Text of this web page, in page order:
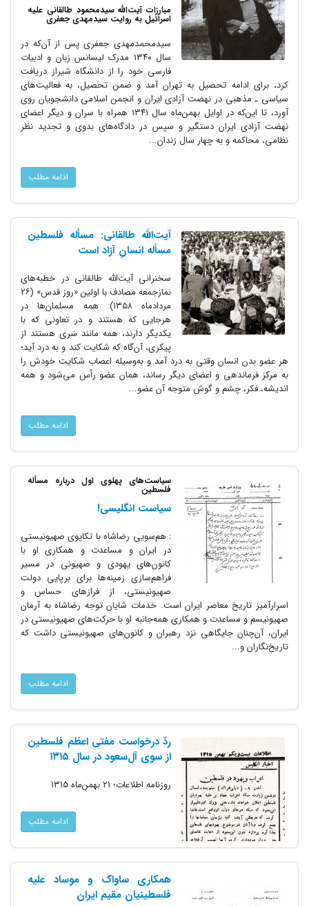
مبارزات آیت‌الله سیدمحمود طالقانی علیه
اسرائیل به روایت سیدمهدی جعفری
سیدمحمدمهدی جعفری پس از آن‌که در
سال ۱۳۴۰ مدرک لیسانس زبان و ادبیات
فارسی خود را از دانشگاه شیراز دریافت
کرد، برای ادامه تحصیل به تهران آمد و ضمن تحصیل، به فعالیت‌های
سیاسی ـ مذهبی در نهضت آزادی ایران و انجمن اسلامی دانشجویان روی
آورد، تا این‌که در اوایل بهمن‌ماه سال ۱۳۴۱ همراه با سران و دیگر اعضای
نهضت آزادی ایران دستگیر و سپس در دادگاه‌های بدوی و تجدید نظر
نظامی، محاکمه و به چهار سال زندان...
ادامه مطلب
آیت‌الله طالقانی: مسأله فلسطین
مسأله انسانِ آزاد است
سخنرانی آیت‌الله طالقانی در خطبه‌های
نمازجمعه مصادف با اولین «روز قدس» (۲۶
مردادماه ۱۳۵۸): همه مسلمان‌ها در
هرجایی که هستند و در تعاونی که با
یکدیگر دارند، همه مانند سَری هستند از
پیکری، آن‌گاه که شکایت کند و به درد آید؛
هر عضو بدن انسان وقتی به درد آمد و به‌وسیله اعصاب شکایت خودش را
به مرکز فرماندهی و اعضای دیگر رساند، همان عضو رأس می‌شود و همه
اندیشه، فکر، چشم و گوش متوجه آن عضو...
ادامه مطلب
سیاست‌های‌ پهلوی اول درباره مسأله
فلسطین
سیاست انگلیسی!
: هم‌سویی رضاشاه با تکاپوی صهیونیستی
در ایران و مساعدت و همکاری او با
کانون‌های یهودی و صهیونی در مسیر
فراهم‌سازی زمینه‌ها برای برپایی دولت
صهیونیستی، از فرازهای حساس و
اسرارآمیز تاریخ معاصر ایران است. خدمات شایان توجه رضاشاه به آرمان
صهیونیسم و مساعدت و همکاری همه‌جانبه او با حرکت‌های صهیونیستی در
ایران، آن‌چنان جایگاهی نزد رهبران و کانون‌های صهیونیستی داشت که
تاریخ‌نگاران و...
ادامه مطلب
ردّ درخواست مفتی اعظم فلسطین
از سوی آل‌سعود در سال ۱۳۱۵
روزنامه اطلاعات؛ ۲۱ بهمن‌ماه ۱۳۱۵
ادامه مطلب
همکاری‌ ساواک و موساد علیه
فلسطینیان مقیم ایران